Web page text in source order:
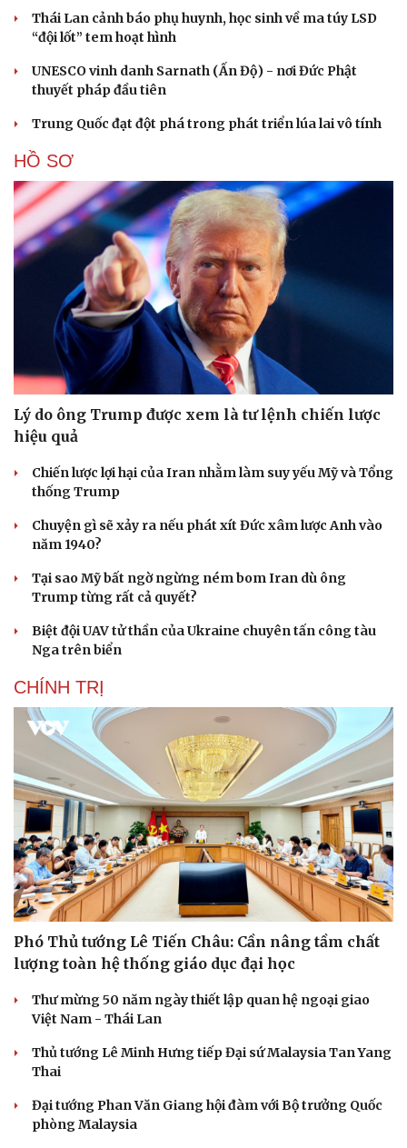
Cải chính
Thái Lan cảnh báo phụ huynh, học sinh về ma túy LSD
“đội lốt” tem hoạt hình
UNESCO vinh danh Sarnath (Ấn Độ) - nơi Đức Phật
thuyết pháp đầu tiên
Trung Quốc đạt đột phá trong phát triển lúa lai vô tính
HỒ SƠ
Lý do ông Trump được xem là tư lệnh chiến lược
hiệu quả
Chiến lược lợi hại của Iran nhằm làm suy yếu Mỹ và Tổng
thống Trump
Chuyện gì sẽ xảy ra nếu phát xít Đức xâm lược Anh vào
năm 1940?
Tại sao Mỹ bất ngờ ngừng ném bom Iran dù ông
Trump từng rất cả quyết?
Biệt đội UAV tử thần của Ukraine chuyên tấn công tàu
Nga trên biển
CHÍNH TRỊ
Phó Thủ tướng Lê Tiến Châu: Cần nâng tầm chất
lượng toàn hệ thống giáo dục đại học
Thư mừng 50 năm ngày thiết lập quan hệ ngoại giao
Việt Nam - Thái Lan
Thủ tướng Lê Minh Hưng tiếp Đại sứ Malaysia Tan Yang
Thai
Đại tướng Phan Văn Giang hội đàm với Bộ trưởng Quốc
phòng Malaysia